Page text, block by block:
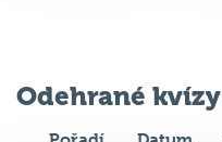
Odehrané kvízy